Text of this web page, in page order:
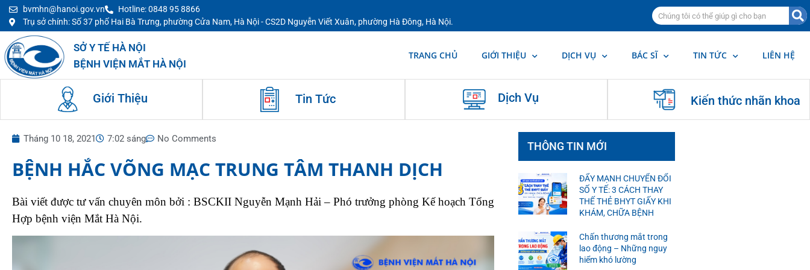
bvmhn@hanoi.gov.vn
Hotline: 0848 95 8866
Trụ sở chính: Số 37 phố Hai Bà Trưng, phường Cửa Nam, Hà Nội - CS2D Nguyễn Viết Xuân, phường Hà Đông, Hà Nội.
SỞ Y TẾ HÀ NỘI
BỆNH VIỆN MẮT HÀ NỘI
TRANG CHỦ GIỚI THIỆU DỊCH VỤ BÁC SĨ TIN TỨC LIÊN HỆ
Giới Thiệu Tin Tức Dịch Vụ Kiến thức nhãn khoa
Tháng 10 18, 2021 7:02 sáng No Comments
BỆNH HẮC VÕNG MẠC TRUNG TÂM THANH DỊCH
Bài viết được tư vấn chuyên môn bởi : BSCKII Nguyễn Mạnh Hải – Phó trưởng phòng Kế hoạch Tổng
Hợp bệnh viện Mắt Hà Nội.
THÔNG TIN MỚI
ĐẨY MẠNH CHUYỂN ĐỔI
SỐ Y TẾ: 3 CÁCH THAY
THẾ THẺ BHYT GIẤY KHI
KHÁM, CHỮA BỆNH
Chấn thương mắt trong
lao động – Những nguy
hiểm khó lường